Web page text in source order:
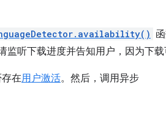
监听下载进度并告知用户，因为下载
在用户激活。然后，调用异步